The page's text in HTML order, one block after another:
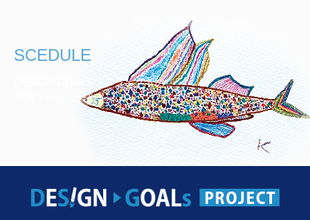
SCEDULE
DESIGN GOALSプロジェクトの
実施スケジュール